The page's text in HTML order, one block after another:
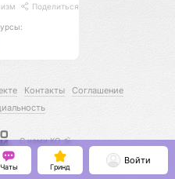
Поделиться
Контакты
Соглашение
С нами КО 🕉️
Чаты Гринд
Войти